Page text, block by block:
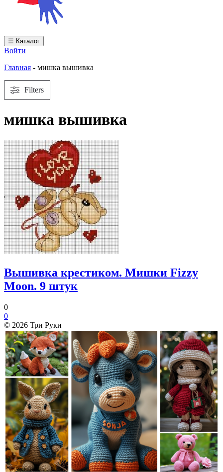
☰ Каталог
Войти
Главная - мишка вышивка
Filters
мишка вышивка
Вышивка крестиком. Мишки Fizzy
Moon. 9 штук
0
0
© 2026 Три Руки